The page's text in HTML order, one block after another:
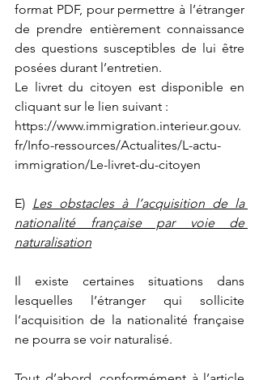
format PDF, pour permettre à l’étranger
de prendre entièrement connaissance
des questions susceptibles de lui être
posées durant l’entretien.
Le livret du citoyen est disponible en
cliquant sur le lien suivant :
https://www.immigration.interieur.gouv.
fr/Info-ressources/Actualites/L-actu-
immigration/Le-livret-du-citoyen
E) Les obstacles à l’acquisition de la
nationalité française par voie de
naturalisation
Il existe certaines situations dans
lesquelles l’étranger qui sollicite
l’acquisition de la nationalité française
ne pourra se voir naturalisé.